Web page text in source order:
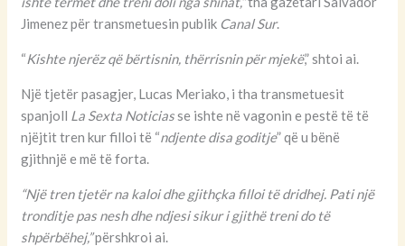
Jimenez për transmetuesin publik Canal Sur.
“Kishte njerëz që bërtisnin, thërrisnin për mjekë,” shtoi ai.
Një tjetër pasagjer, Lucas Meriako, i tha transmetuesit
spanjoll La Sexta Noticiasse ishte në vagonin e pestë të të
njëjtit tren kur filloi të “ndjente disa goditje” që u bënë
gjithnjë e më të forta.
“Një tren tjetër na kaloi dhe gjithçka filloi të dridhej. Pati një
tronditje pas nesh dhe ndjesi sikur i gjithë treni do të
shpërbëhej,”përshkroi ai.